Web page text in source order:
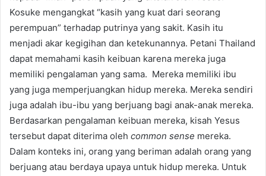
Kosuke mengangkat “kasih yang kuat dari seorang
perempuan” terhadap putrinya yang sakit. Kasih itu
menjadi akar kegigihan dan ketekunannya. Petani Thailand
dapat memahami kasih keibuan karena mereka juga
memiliki pengalaman yang sama. Mereka memiliki ibu
yang juga memperjuangkan hidup mereka. Mereka sendiri
juga adalah ibu-ibu yang berjuang bagi anak-anak mereka.
Berdasarkan pengalaman keibuan mereka, kisah Yesus
tersebut dapat diterima oleh common sense mereka.
Dalam konteks ini, orang yang beriman adalah orang yang
berjuang atau berdaya upaya untuk hidup mereka. Untuk